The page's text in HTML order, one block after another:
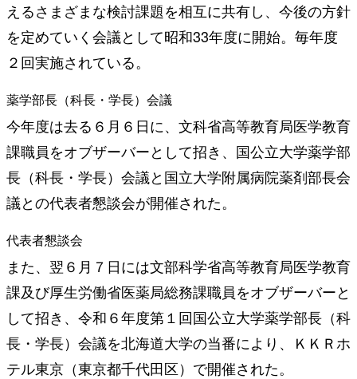
えるさまざまな検討課題を相互に共有し、今後の方針
を定めていく会議として昭和33年度に開始。毎年度
２回実施されている。
薬学部長（科長・学長）会議
今年度は去る６月６日に、文科省高等教育局医学教育
課職員をオブザーバーとして招き、国公立大学薬学部
長（科長・学長）会議と国立大学附属病院薬剤部長会
議との代表者懇談会が開催された。
代表者懇談会
また、翌６月７日には文部科学省高等教育局医学教育
課及び厚生労働省医薬局総務課職員をオブザーバーと
して招き、令和６年度第１回国公立大学薬学部長（科
長・学長）会議を北海道大学の当番により、ＫＫＲホ
テル東京（東京都千代田区）で開催された。